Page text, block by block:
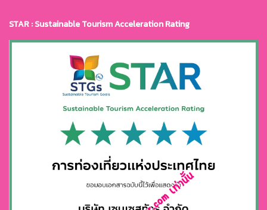
STAR : Sustainable Tourism Acceleration Rating